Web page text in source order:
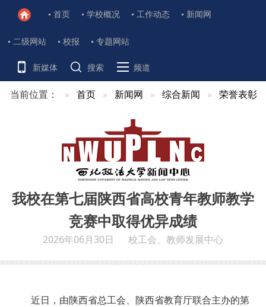
首页 学校概况 工作动态 新闻网
二级网站 校报 专题网站
新媒体 搜索 频道
当前位置： 首页 新闻网 综合新闻 荣誉表彰
我校在第七届陕西省高校青年教师教学
竞赛中取得优异成绩
2026年06月30日 校工会、教师发展中心
近日，由陕西省总工会、陕西省教育厅联合主办的第